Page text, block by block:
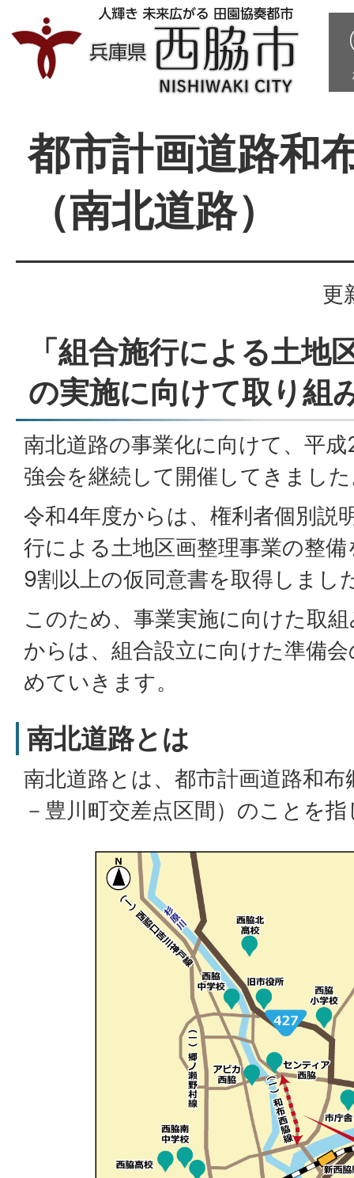
都市計画道路和
（南北道路）
更
「組合施行による土地
の実施に向けて取り組
南北道路の事業化に向けて、平
強会を継続して開催してきまし
令和4年度からは、権利者個別説
行による土地区画整理事業の整
9割以上の仮同意書を取得しまし
このため、事業実施に向けた取
からは、組合設立に向けた準備
めていきます。
南北道路とは
南北道路とは、都市計画道路和
－豊川町交差点区間）のことを